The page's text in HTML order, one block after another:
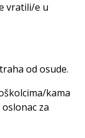
vratili/e u
od osude.
kama
za